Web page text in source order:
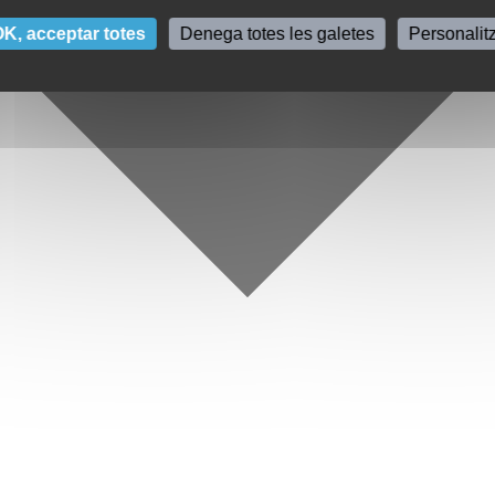
acceptar totes Denega totes les galetes